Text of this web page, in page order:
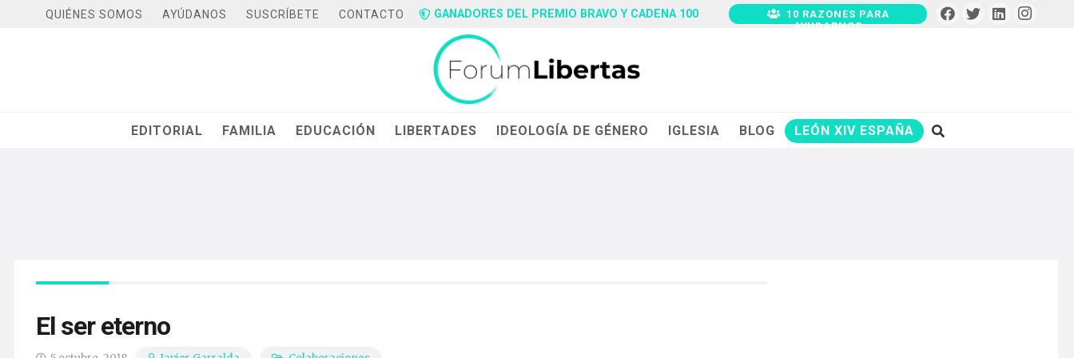
QUIÉNES SOMOS AYÚDANOS SUSCRÍBETE CONTACTO GANADORES DEL PREMIO BRAVO Y CADENA 100
10 RAZONES PARA
AYUDARNOS
EDITORIAL FAMILIA EDUCACIÓN LIBERTADES IDEOLOGÍA DE GÉNERO IGLESIA BLOG LEÓN XIV ESPAÑA
El ser eterno